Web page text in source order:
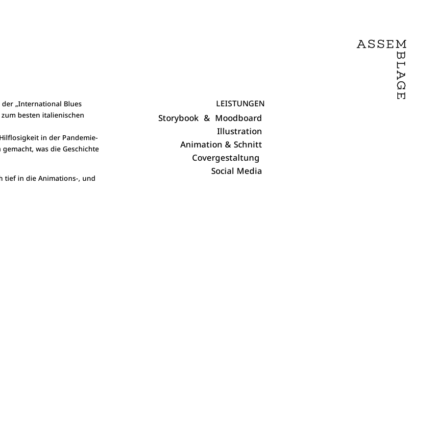
„International Blues
besten italienischen
in der Pandemie-
was die Geschichte
tief in die Animations-, und
LEISTUNGEN
Storybook & Moodboard
Illustration
Animation & Schnitt
Covergestaltung
Social Media